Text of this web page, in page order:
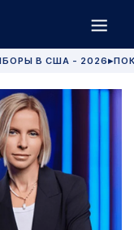
В США - 2026 ▶